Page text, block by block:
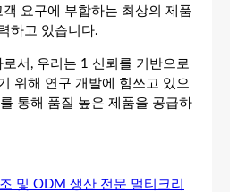
요구에 부합하는 최상의 제품
하고 있습니다.
서, 우리는 1 신뢰를 기반으로
위해 연구 개발에 힘쓰고 있으
통해 품질 높은 제품을 공급하
및 ODM 생산 전문 멀티크리